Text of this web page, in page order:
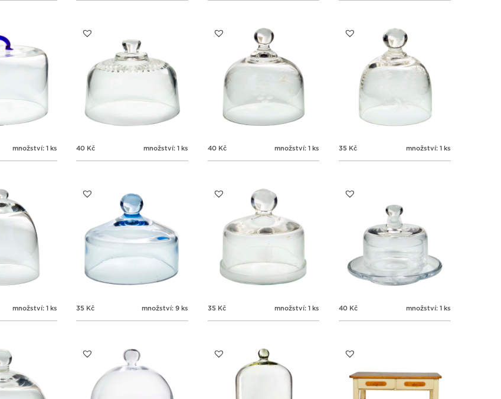
množství: 1 ks 40 Kč množství: 1 ks 40 Kč množství: 1 ks 35 Kč množství: 1 ks
množství: 1 ks 35 Kč množství: 9 ks 35 Kč množství: 1 ks 40 Kč množství: 1 ks